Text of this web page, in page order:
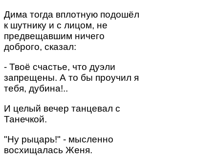
Дима тогда вплотную подошёл
к шутнику и с лицом, не
предвещавшим ничего
доброго, сказал:
- Твоё счастье, что дуэли
запрещены. А то бы проучил я
тебя, дубина!..
И целый вечер танцевал с
Танечкой.
"Ну рыцарь!" - мысленно
восхищалась Женя.